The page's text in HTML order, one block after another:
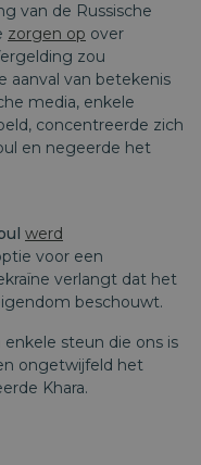
van de Russische
zorgen op over
zou
aanval van betekenis
media, enkele
concentreerde zich
en negeerde het
werd
voor een
verlangt dat het
beschouwt.
enkele steun die ons is
ongetwijfeld het
Khara.